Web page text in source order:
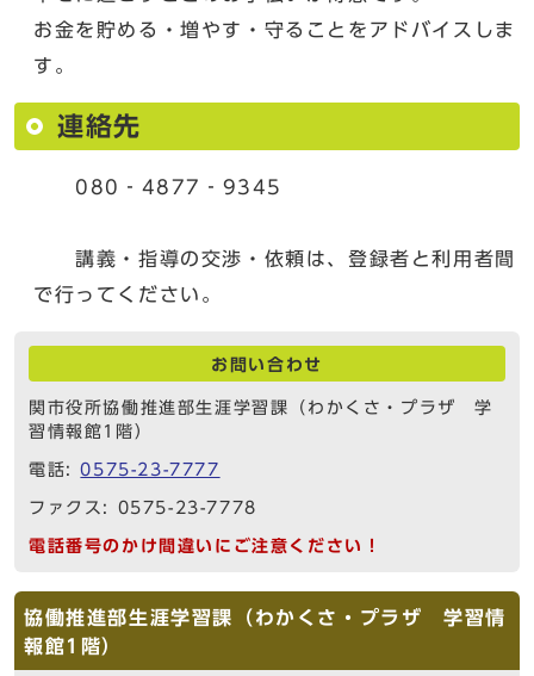
お金を貯める・増やす・守ることをアドバイスしま
す。
連絡先
080‐4877‐9345
講義・指導の交渉・依頼は、登録者と利用者間
で行ってください。
お問い合わせ
関市役所協働推進部生涯学習課（わかくさ・プラザ 学
習情報館1階）
電話:0575-23-7777
ファクス: 0575-23-7778
電話番号のかけ間違いにご注意ください！
協働推進部生涯学習課（わかくさ・プラザ 学習情
報館1階）